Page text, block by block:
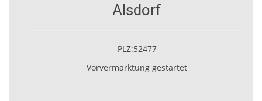
Alsdorf
PLZ:52477
Vorvermarktung gestartet